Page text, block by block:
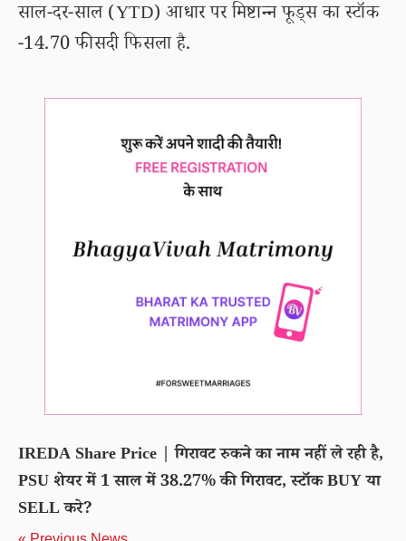
साल-दर-साल (YTD) आधार पर मिष्टान्न फूड्स का स्टॉक
-14.70 फीसदी फिसला है.
IREDA Share Price | गिरावट रुकने का नाम नहीं ले रही है,
PSU शेयर में 1 साल में 38.27% की गिरावट, स्टॉक BUY या
SELL करे?